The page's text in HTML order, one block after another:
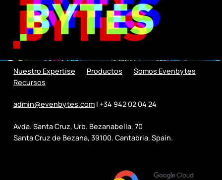
Nuestro Expertise Productos
Somos Evenbytes
Recursos
admin@evenbytes.com| +34 942 02 04 24
Avda. Santa Cruz, Urb. Bezanabella, 70
Santa Cruz de Bezana, 39100. Cantabria. Spain.